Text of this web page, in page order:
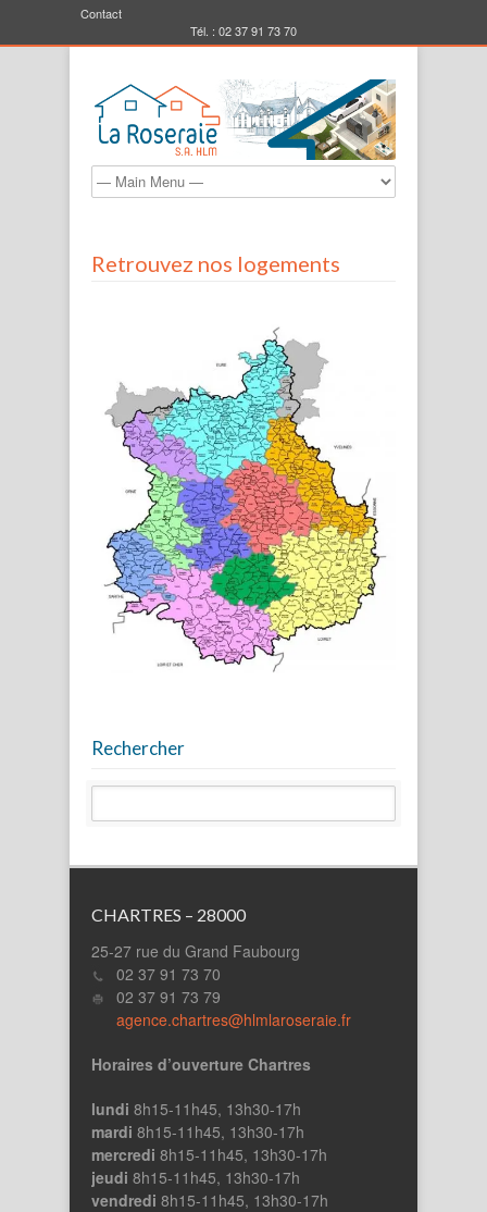
Contact
Tél. : 02 37 91 73 70
Retrouvez nos logements
Rechercher
CHARTRES – 28000
25-27 rue du Grand Faubourg
02 37 91 73 70
02 37 91 73 79
agence.chartres@hlmlaroseraie.fr
Horaires d’ouverture Chartres
lundi 8h15-11h45, 13h30-17h
mardi 8h15-11h45, 13h30-17h
mercredi 8h15-11h45, 13h30-17h
jeudi 8h15-11h45, 13h30-17h
vendredi 8h15-11h45, 13h30-17h